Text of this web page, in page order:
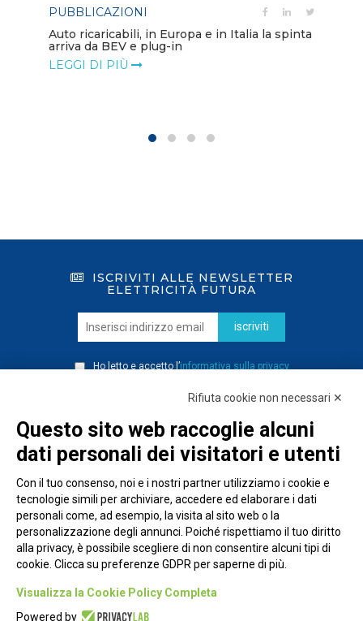
PUBBLICAZIONI
Auto ricaricabili, in Europa e in Italia la spinta
arriva da BEV e plug-in
LEGGI DI PIÙ
ISCRIVITI ALLE NEWSLETTER
ELETTRICITÀ FUTURA
iscriviti
Ho letto e accetto l’informativa sulla privacy
Piazza Alessandria, 24 - 00198 Roma
Privacy Policy
Rifiuta cookie non necessari ✕
Questo sito web raccoglie alcuni
dati personali dei visitatori e utenti
Con il tuo consenso, noi e i nostri partner utilizziamo i cookie e
tecnologie simili per archiviare, accedere ed elaborare i dati
personali come, ad esempio, la visita al sito web o la
personalizzazione degli annunci. Poiché rispettiamo il tuo diritto
alla privacy, è possibile scegliere di non consentire alcuni tipi di
cookie. Clicca su preferenze GDPR per saperne di più.
Visualizza la Cookie Policy Completa
Powered by